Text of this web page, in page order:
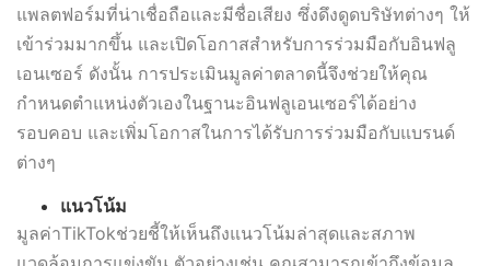
แพลตฟอร์มที่น่าเชื่อถือและมีชื่อเสียง ซึ่งดึงดูดบริษัทต่างๆ ให้
เข้าร่วมมากขึ้น และเปิดโอกาสสำหรับการร่วมมือกับอินฟลู
เอนเซอร์ ดังนั้น การประเมินมูลค่าตลาดนี้จึงช่วยให้คุณ
กำหนดตำแหน่งตัวเองในฐานะอินฟลูเอนเซอร์ได้อย่าง
รอบคอบ และเพิ่มโอกาสในการได้รับการร่วมมือกับแบรนด์
ต่างๆ
แนวโน้ม
มูลค่าTikTokช่วยชี้ให้เห็นถึงแนวโน้มล่าสุดและสภาพ